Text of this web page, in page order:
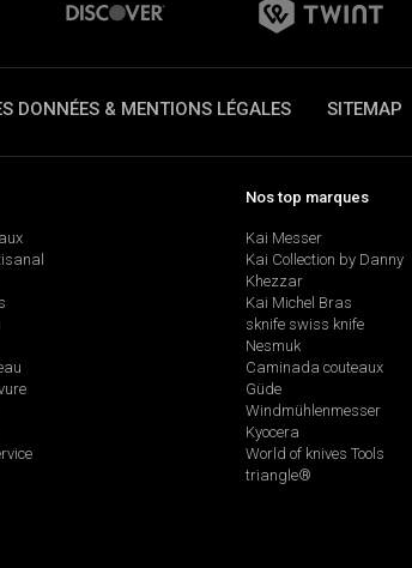
DONNÉES & MENTIONS LÉGALES SITEMAP
Nos top marques
Kai Messer
Kai Collection by Danny
Khezzar
Kai Michel Bras
sknife swiss knife
Nesmuk
Caminada couteaux
Güde
Windmühlenmesser
Kyocera
World of knives Tools
triangle®